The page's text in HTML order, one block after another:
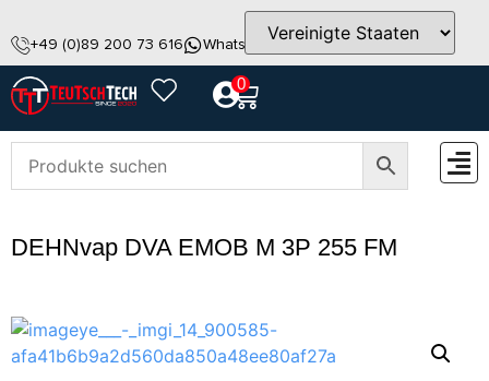
+49 (0)89 200 73 616 WhatsApp info@teutschtech.com
0
DEHNvap DVA EMOB M 3P 255 FM